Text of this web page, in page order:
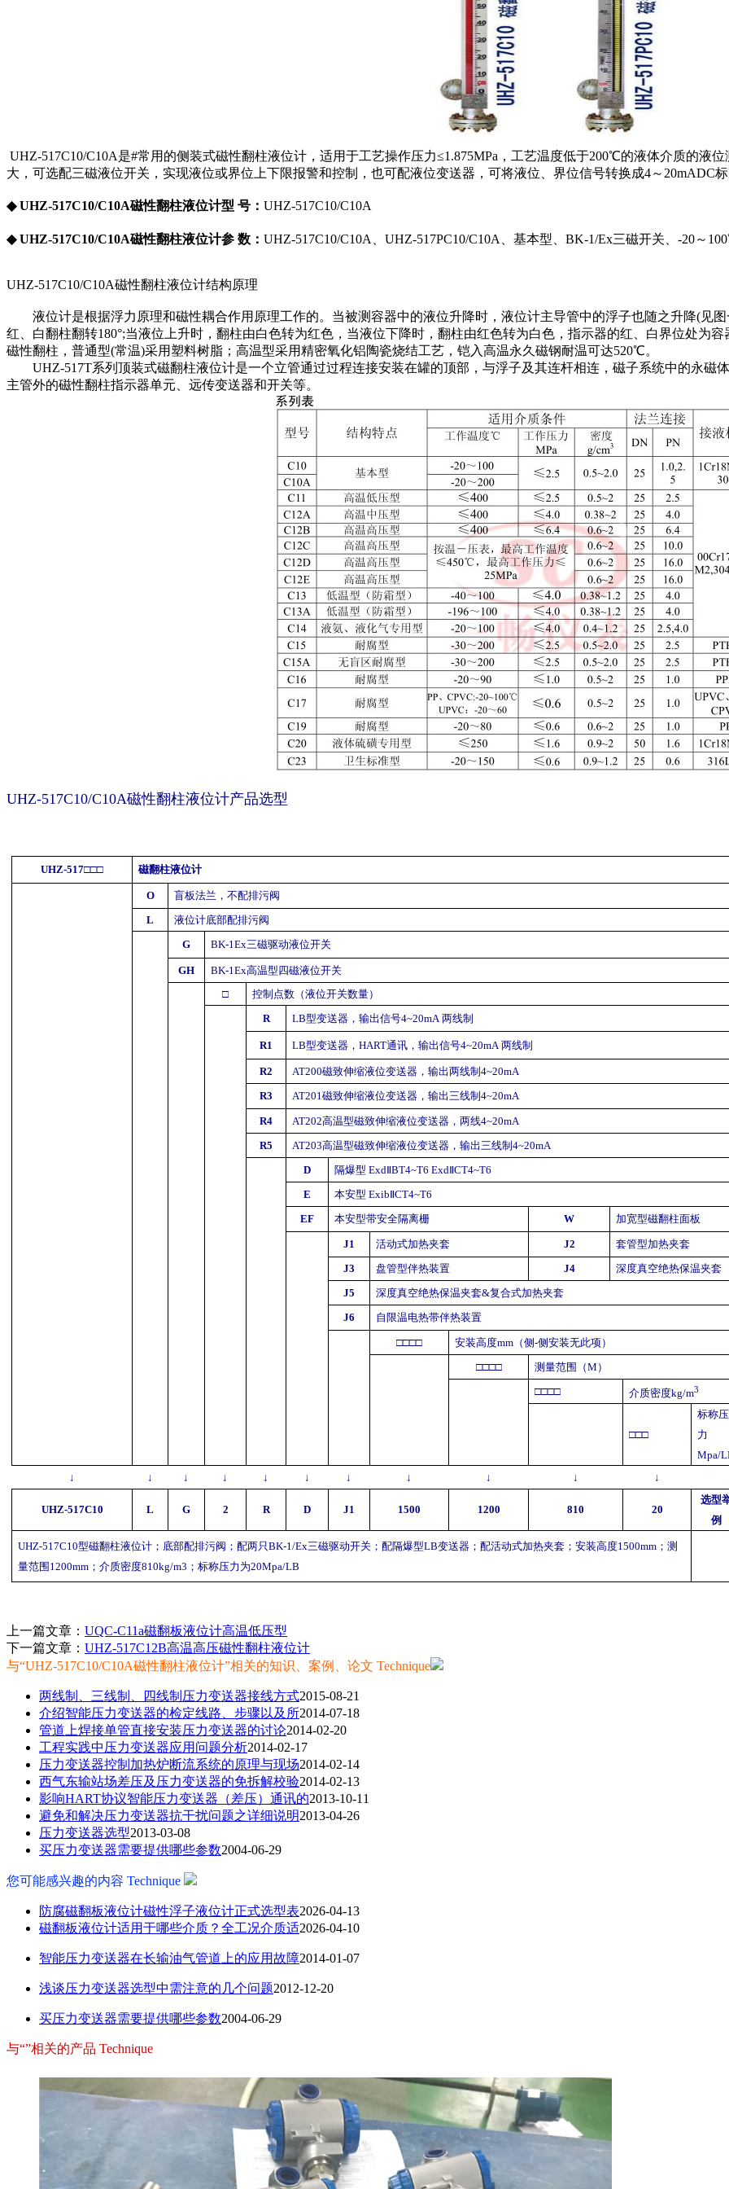
UHZ-517C10/C10A是#常用的侧装式磁性翻柱液位计，适用于工艺操作压力≤1.875MPa，工艺温度低于200℃的液体介质的液
大，可选配三磁液位开关，实现液位或界位上下限报警和控制，也可配液位变送器，可将液位、界位信号转换成4～20mADC
◆UHZ-517C10/C10A磁性翻柱液位计型 号： UHZ-517C10/C10A
◆UHZ-517C10/C10A磁性翻柱液位计参 数： UHZ-517C10/C10A、UHZ-517PC10/C10A、基本型、BK-1/Ex三磁开关、-20～
UHZ-517C10/C10A磁性翻柱液位计结构原理
液位计是根据浮力原理和磁性耦合作用原理工作的。当被测容器中的液位升降时，液位计主导管中的浮子也随之升降(见
红、白翻柱翻转180°;当液位上升时，翻柱由白色转为红色，当液位下降时，翻柱由红色转为白色，指示器的红、白界位处为
磁性翻柱，普通型(常温)采用塑料树脂；高温型采用精密氧化铝陶瓷烧结工艺，铠入高温永久磁钢耐温可达520℃。
UHZ-517T系列顶装式磁翻柱液位计是一个立管通过过程连接安装在罐的顶部，与浮子及其连杆相连，磁子系统中的永磁
主管外的磁性翻柱指示器单元、远传变送器和开关等。
UHZ-517C10/C10A磁性翻柱液位计产品选型
UHZ-517□□□ 磁翻柱液位计
O
盲板法兰，不配排污阀
L
液位计底部配排污阀
G
BK-1Ex三磁驱动液位开关
GH BK-1Ex高温型四磁液位开关
□
控制点数（液位开关数量）
R
LB型变送器，输出信号4~20mA两线制
R1 LB型变送器，HART通讯，输出信号4~20mA两线制
R2 AT200磁致伸缩液位变送器，输出两线制4~20mA
R3
AT201磁致伸缩液位变送器，输出三线制4~20mA
R4 AT202高温型磁致伸缩液位变送器，两线4~20mA
R5
AT203高温型磁致伸缩液位变送器，输出三线制4~20mA
D
隔爆型 ExdⅡBT4~T6 ExdⅡCT4~T6
E
本安型 ExibⅡCT4~T6
EF
本安型带安全隔离栅 W 加宽型磁翻柱面板
J1 活动式加热夹套 J2
套管型加热夹套
J3
盘管型伴热装置 J4
深度真空绝热保温夹套
J5
深度真空绝热保温夹套&复合式加热夹套
J6
自限温电热带伴热装置
□□□□ 安装高度mm （侧-侧安装无此项）
□□□□
测量范围（M ）
□□□□
介质密度kg/m3
□□□
标称压
力
Mpa/
↓
↓ ↓ ↓ ↓ ↓ ↓ ↓ ↓ ↓ ↓
UHZ-517C10 L G 2 R D J1 1500 1200 810 20
选型
例
UHZ-517C10型磁翻柱液位计；底部配排污阀；配两只BK-1/Ex三磁驱动开关；配隔爆型LB变送器；配活动式加热夹套；安装高度1500mm ；测
量范围 1200mm ；介质密度810kg/m3 ；标称压力为20Mpa/LB
上一篇文章： UQC-C11a磁翻板液位计高温低压型
下一篇文章： UHZ-517C12B高温高压磁性翻柱液位计
与“UHZ-517C10/C10A磁性翻柱液位计”相关的知识、案例、论文 Technique
两线制、三线制、四线制压力变送器接线方式2015-08-21
介绍智能压力变送器的检定线路、步骤以及所2014-07-18
管道上焊接单管直接安装压力变送器的讨论2014-02-20
工程实践中压力变送器应用问题分析2014-02-17
压力变送器控制加热炉断流系统的原理与现场2014-02-14
西气东输站场差压及压力变送器的免拆解校验2014-02-13
影响HART协议智能压力变送器（差压）通讯的2013-10-11
避免和解决压力变送器抗干扰问题之详细说明2013-04-26
压力变送器选型2013-03-08
买压力变送器需要提供哪些参数2004-06-29
您可能感兴趣的内容 Technique
防腐磁翻板液位计磁性浮子液位计正式选型表2026-04-13
磁翻板液位计适用于哪些介质？全工况介质适2026-04-10
智能压力变送器在长输油气管道上的应用故障2014-01-07
浅谈压力变送器选型中需注意的几个问题2012-12-20
买压力变送器需要提供哪些参数2004-06-29
与“”相关的产品 Technique